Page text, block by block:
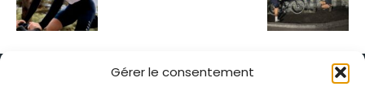
Gérer le consentement